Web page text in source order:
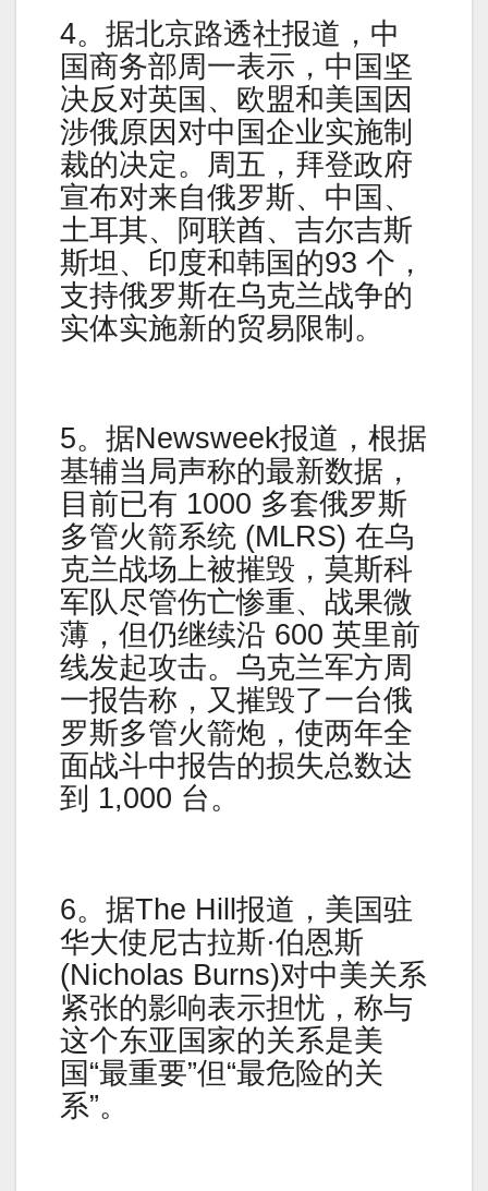
4。据北京路透社报道，中
国商务部周一表示，中国坚
决反对英国、欧盟和美国因
涉俄原因对中国企业实施制
裁的决定。周五，拜登政府
宣布对来自俄罗斯、中国、
土耳其、阿联酋、吉尔吉斯
斯坦、印度和韩国的93 个，
支持俄罗斯在乌克兰战争的
实体实施新的贸易限制。
5。据Newsweek报道，根据
基辅当局声称的最新数据，
目前已有 1000 多套俄罗斯
多管火箭系统 (MLRS) 在乌
克兰战场上被摧毁，莫斯科
军队尽管伤亡惨重、战果微
薄，但仍继续沿 600 英里前
线发起攻击。乌克兰军方周
一报告称，又摧毁了一台俄
罗斯多管火箭炮，使两年全
面战斗中报告的损失总数达
到 1,000 台。
6。据The Hill报道，美国驻
华大使尼古拉斯·伯恩斯
(Nicholas Burns)对中美关系
紧张的影响表示担忧，称与
这个东亚国家的关系是美
国“最重要”但“最危险的关
系”。